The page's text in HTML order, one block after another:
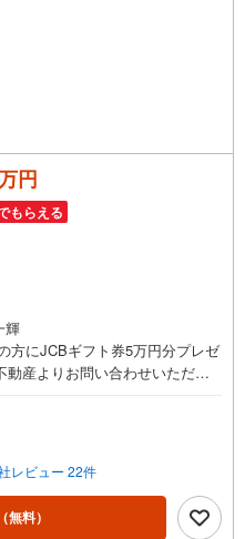
円
もらえる
輝
方にJCBギフト券5万円分プレゼ
動産よりお問い合わせいただい
10:00～18:00】この時間帯は
ムーズです。住み替えをご希
プランがございます。お気軽
駅利用可能●角地●全室南向き
の強みは（1）リフォーム（当社
為、お客様に最適なプランをご
レビュー 22件
（無料）